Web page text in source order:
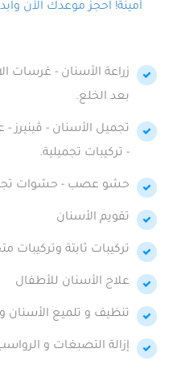
أمينة! احجز موعدك الآن
زراعة الأسنان - غرسات
بعد الخلع.
تجميل الأسنان -
- تركيبات تجميلية.
حشو عصب - حشوات
تقويم الأسنان
تركيبات ثابتة وتركيبات
علاج الأسنان للأطفال
تنظيف و تلميع الأسنان
إزالة التصبغات و